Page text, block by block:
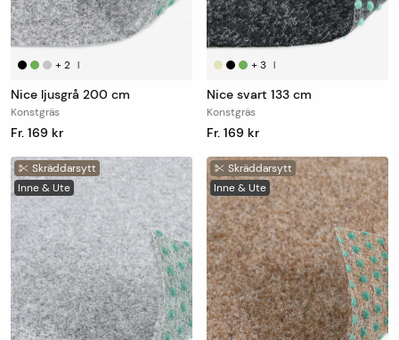
+2 |
Nice ljusgrå 200 cm
Konstgräs
Fr. 169 kr
+3 |
Nice svart 133 cm
Konstgräs
Fr. 169 kr
Skräddarsytt
Inne & Ute
Skräddarsytt
Inne & Ute